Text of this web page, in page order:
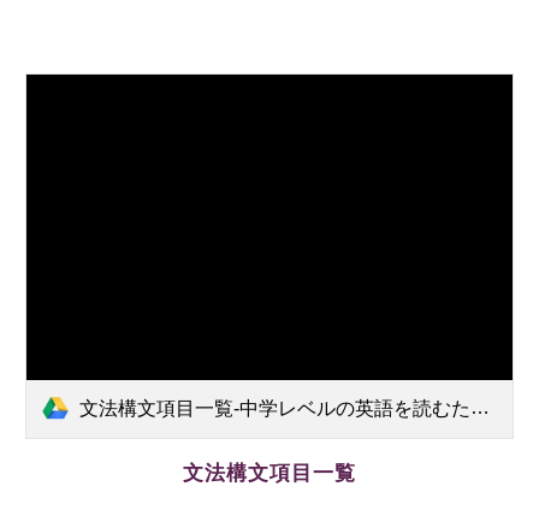
文法構文項目一覧-中学レベルの英語を読むための大人用テキストDream ABC.pdf
文法構文項目一覧